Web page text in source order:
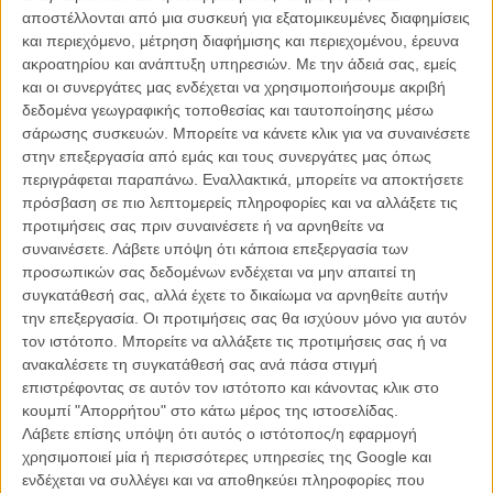
αποστέλλονται από μια συσκευή για εξατομικευμένες διαφημίσεις
και περιεχόμενο, μέτρηση διαφήμισης και περιεχομένου, έρευνα
ακροατηρίου και ανάπτυξη υπηρεσιών. Με την άδειά σας, εμείς
και οι συνεργάτες μας ενδέχεται να χρησιμοποιήσουμε ακριβή
δεδομένα γεωγραφικής τοποθεσίας και ταυτοποίησης μέσω
σάρωσης συσκευών. Μπορείτε να κάνετε κλικ για να συναινέσετε
στην επεξεργασία από εμάς και τους συνεργάτες μας όπως
περιγράφεται παραπάνω. Εναλλακτικά, μπορείτε να αποκτήσετε
πρόσβαση σε πιο λεπτομερείς πληροφορίες και να αλλάξετε τις
προτιμήσεις σας πριν συναινέσετε ή να αρνηθείτε να
συναινέσετε. Λάβετε υπόψη ότι κάποια επεξεργασία των
προσωπικών σας δεδομένων ενδέχεται να μην απαιτεί τη
συγκατάθεσή σας, αλλά έχετε το δικαίωμα να αρνηθείτε αυτήν
την επεξεργασία. Οι προτιμήσεις σας θα ισχύουν μόνο για αυτόν
τον ιστότοπο. Μπορείτε να αλλάξετε τις προτιμήσεις σας ή να
ανακαλέσετε τη συγκατάθεσή σας ανά πάσα στιγμή
επιστρέφοντας σε αυτόν τον ιστότοπο και κάνοντας κλικ στο
κουμπί "Απορρήτου" στο κάτω μέρος της ιστοσελίδας.
Λάβετε επίσης υπόψη ότι αυτός ο ιστότοπος/η εφαρμογή
χρησιμοποιεί μία ή περισσότερες υπηρεσίες της Google και
ενδέχεται να συλλέγει και να αποθηκεύει πληροφορίες που
Από τότε, εκτός από κάποιες φήμες ότι σχεδίαζε να περάσει στην
κωμωδία, ο Τομ Φορντ κράτησε κινηματογραφική σιωπή. Ως τώρα.
Διαβάστε ακόμη: Ο Τομ Φορντ είναι έτοιμος να σκηνοθετήσει
τις επόμενες δύο ταινίες του
Η νέα του ταινία θα λέγεται «Nocturnal Animals» κι είναι διασκευή
του μυθιστορήματος «Tony and Susan» του Οστιν Ράιτ του 1993. Η
ιστορία παρακολουθεί τη Σούζαν, η οποία λαμβάνει το χειρόγραφο
ενός βιβλίου από τον πρώην άντρα της που εγκατέλειψε 20 χρόνια
νωρίτερα και που τώρα της ζητά τη γνώμη της. Το μυθιστόρημα
εκτυλλίσσεται σε δυο άξονες: την ιστορία μέσα στο μυθιστόρημα, με
τον τίτλο «Nocturnal Animals», που αναφέρεται σ' έναν άντρα που
βλέπει τις οικογενειακές διακοπές του να μετατρέπονται σε μια βίαιη,
μοιραία περιπέτεια. Και την ιστορία της Σούζαν που ανατρέχει στον
πρώτο της γάμο και αντιμετωπίζει σκοτεινές αλήθειες για τον εαυτό
της.
To 2015 είναι εδώ και αυτές είναι οι ταινίες που δεν μπορούμε
να περιμένουμε για να δούμε!